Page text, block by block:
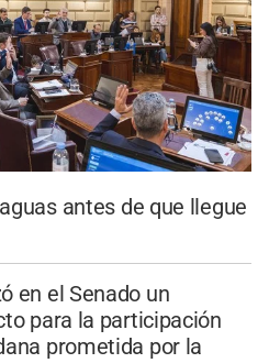
antes de que llegue
en el Senado un
para la participación
prometida por la